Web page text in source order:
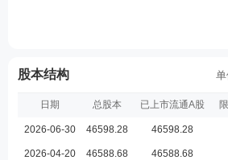
股本结构
日期 总股本 已上市流通A股
2026-06-30 46598.28 46598.28
2026-04-20 46588.68 46588.68